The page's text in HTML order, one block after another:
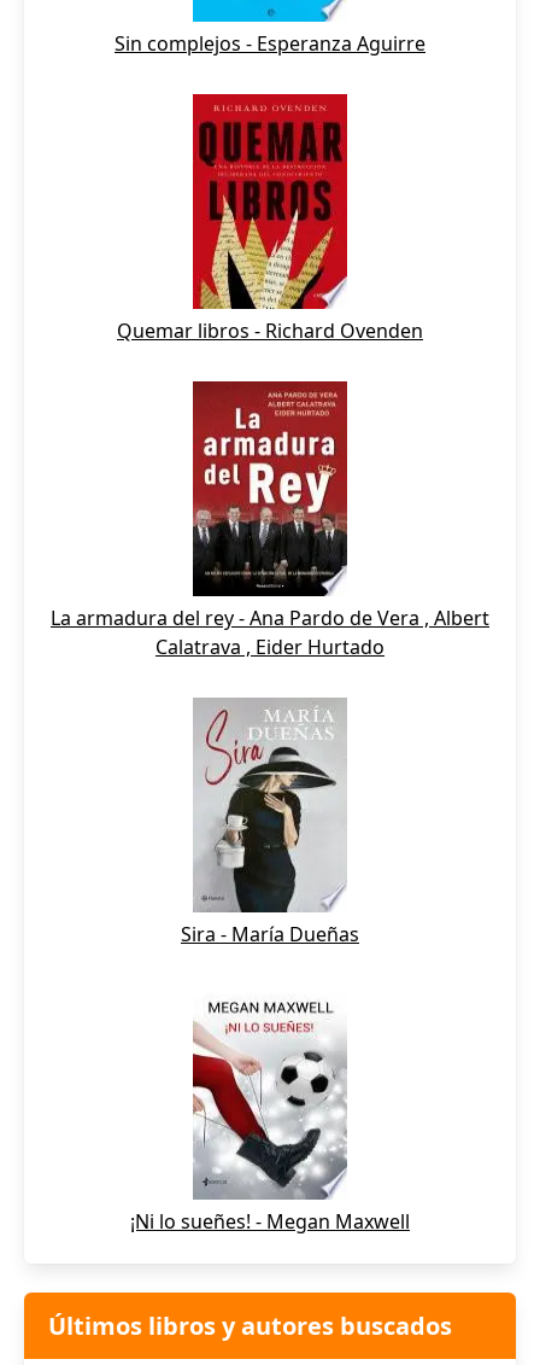
Sin complejos - Esperanza Aguirre
Quemar libros - Richard Ovenden
La armadura del rey - Ana Pardo de Vera , Albert
Calatrava , Eider Hurtado
Sira - María Dueñas
¡Ni lo sueñes! - Megan Maxwell
Últimos libros y autores buscados